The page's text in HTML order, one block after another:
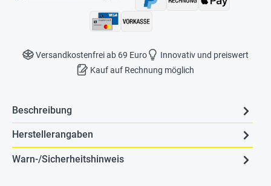
Versandkostenfrei ab 69 Euro
Innovativ und preiswert
Kauf auf Rechnung möglich
Beschreibung
Herstellerangaben
Warn-/Sicherheitshinweis